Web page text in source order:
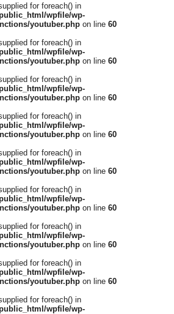
for foreach() in
wpfile/wp-
youtuber.php on line 60
for foreach() in
wpfile/wp-
youtuber.php on line 60
for foreach() in
wpfile/wp-
youtuber.php on line 60
for foreach() in
wpfile/wp-
youtuber.php on line 60
for foreach() in
wpfile/wp-
youtuber.php on line 60
for foreach() in
wpfile/wp-
youtuber.php on line 60
for foreach() in
wpfile/wp-
youtuber.php on line 60
for foreach() in
wpfile/wp-
youtuber.php on line 60
for foreach() in
wpfile/wp-